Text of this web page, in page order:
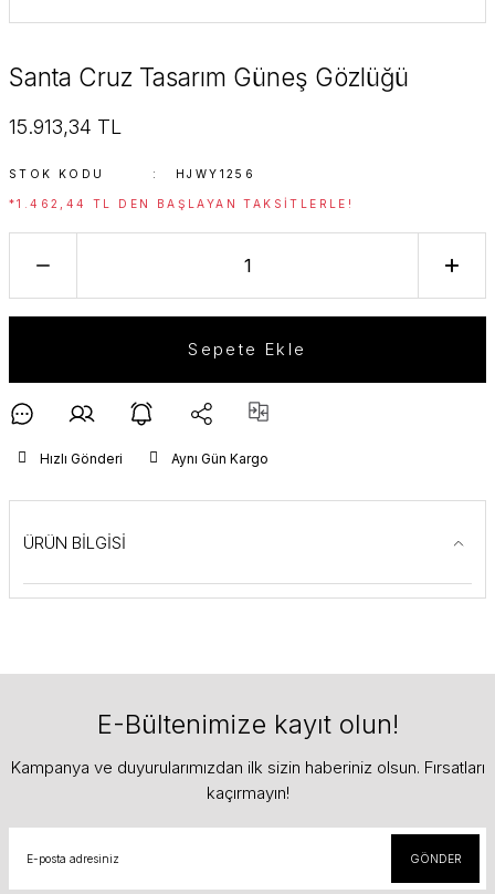
Santa Cruz Tasarım Güneş Gözlüğü
15.913,34 TL
STOK KODU HJWY1256
*1.462,44 TL DEN BAŞLAYAN TAKSITLERLE!
Sepete Ekle
Hızlı Gönderi Aynı Gün Kargo
ÜRÜN BİLGİSİ
E-Bültenimize kayıt olun!
Kampanya ve duyurularımızdan ilk sizin haberiniz olsun. Fırsatları
kaçırmayın!
GÖNDER